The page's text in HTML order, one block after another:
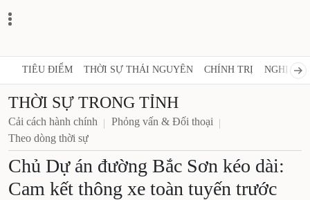
TIÊU ĐIỂM THỜI SỰ THÁI NGUYÊN CHÍNH TRỊ NGHỊ
THỜI SỰ TRONG TỈNH
Cải cách hành chính
Phỏng vấn & Đối thoại
Theo dòng thời sự
Chủ Dự án đường Bắc Sơn kéo dài:
Cam kết thông xe toàn tuyến trước